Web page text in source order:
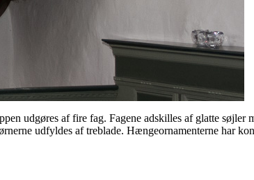
udgøres af fire fag. Fagene adskilles af glatte søjler
udfyldes af treblade. Hængeornamenterne har